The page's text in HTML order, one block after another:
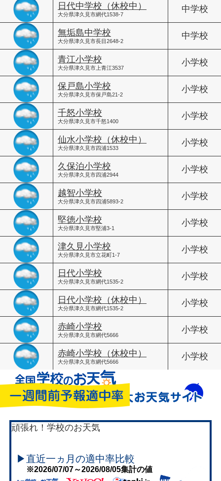
日代中学校（休校中）
大分県津久見市網代1538-7
中学校
無垢島中学校
大分県津久見市長目2648-2
中学校
青江小学校
大分県津久見市上青江3537
小学校
保戸島小学校
大分県津久見市保戸島21-2
小学校
千怒小学校
大分県津久見市千怒1400
小学校
仙水小学校（休校中）
大分県津久見市四浦1533
小学校
久保泊小学校
大分県津久見市四浦2944
小学校
越智小学校
大分県津久見市四浦5893-2
小学校
堅徳小学校
大分県津久見市堅浦3-1
小学校
津久見小学校
大分県津久見市立花町1-7
小学校
日代小学校
大分県津久見市網代1535-2
小学校
日代小学校（休校中）
大分県津久見市網代1535-2
小学校
赤崎小学校
大分県津久見市網代5666
小学校
赤崎小学校（休校中）
大分県津久見市網代5666
小学校
頑張れ！学校のお天気
▶直近一ヵ月の適中率比較
※2026/07/07～2026/08/05集計の値